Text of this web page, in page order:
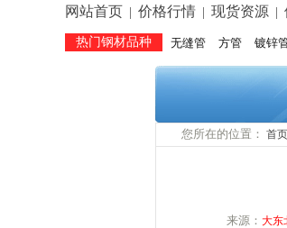
网站首页 价格行情 现货资源
热门钢材品种 无缝管 方管 镀锌
您所在的位置： 首页
来源： 大东